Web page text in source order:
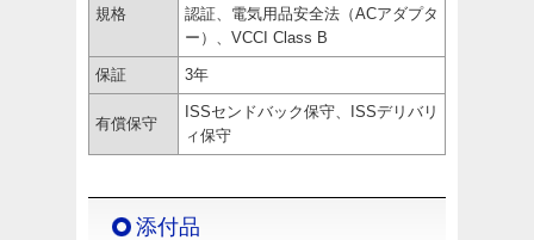
規格
認証、電気用品安全法（ACアダプタ
ー）、VCCI Class B
保証 3年
有償保守
ISSセンドバック保守、ISSデリバリ
ィ保守
添付品